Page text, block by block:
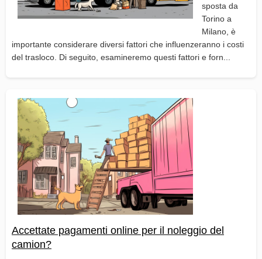
sposta da
Torino a
Milano, è
importante considerare diversi fattori che influenzeranno i costi
del trasloco. Di seguito, esamineremo questi fattori e forn...
Accettate pagamenti online per il noleggio del
camion?